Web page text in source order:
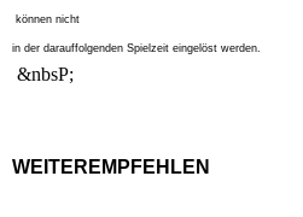
können nicht
in der darauffolgenden Spielzeit eingelöst werden.
&nbsP;
WEITEREMPFEHLEN